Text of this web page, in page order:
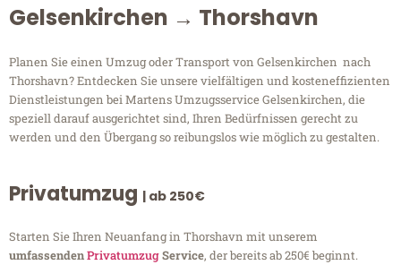
Gelsenkirchen → Thorshavn
Planen Sie einen Umzug oder Transport von Gelsenkirchen nach
Thorshavn? Entdecken Sie unsere vielfältigen und kosteneffizienten
Dienstleistungen bei Martens Umzugsservice Gelsenkirchen, die
speziell darauf ausgerichtet sind, Ihren Bedürfnissen gerecht zu
werden und den Übergang so reibungslos wie möglich zu gestalten.
Privatumzug | ab 250€
Starten Sie Ihren Neuanfang in Thorshavn mit unserem
umfassendenPrivatumzugService, der bereits ab 250€ beginnt.